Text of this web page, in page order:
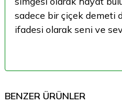
sadece bir çiçek demeti
ifadesi olarak seni ve
BENZER ÜRÜNLER